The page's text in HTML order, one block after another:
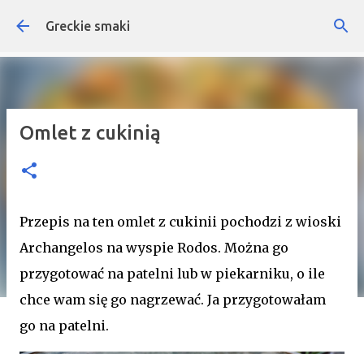
Przejdź do głównej zawartości
Greckie smaki
Omlet z cukinią
Przepis na ten omlet z cukinii pochodzi z wioski
Archangelos na wyspie Rodos. Można go
przygotować na patelni lub w piekarniku, o ile
chce wam się go nagrzewać. Ja przygotowałam
go na patelni.